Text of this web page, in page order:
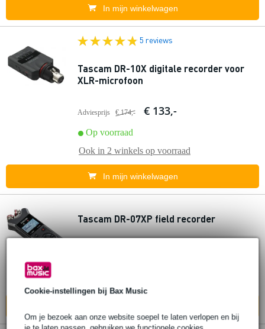
Cookie-instellingen bij Bax Music
Om je bezoek aan onze website soepel te laten verlopen en bij
In mijn winkelwagen
5 reviews
Tascam DR-10X digitale recorder voor
XLR-microfoon
Adviesprijs € 174,- € 133,-
Op voorraad
Ook in 2 winkels op voorraad
In mijn winkelwagen
Tascam DR-07XP field recorder